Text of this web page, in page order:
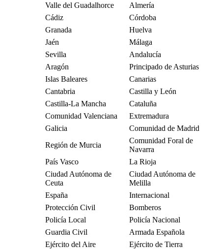
Valle del Guadalhorce
Almería
Cádiz
Córdoba
Granada
Huelva
Jaén
Málaga
Sevilla
Andalucía
Aragón
Principado de Asturias
Islas Baleares
Canarias
Cantabria
Castilla y León
Castilla-La Mancha
Cataluña
Comunidad Valenciana
Extremadura
Galicia
Comunidad de Madrid
Región de Murcia
Comunidad Foral de
Navarra
País Vasco
La Rioja
Ciudad Autónoma de
Ceuta
Ciudad Autónoma de
Melilla
España
Internacional
Protección Civil
Bomberos
Policía Local
Policía Nacional
Guardia Civil
Armada Española
Ejército del Aire
Ejército de Tierra